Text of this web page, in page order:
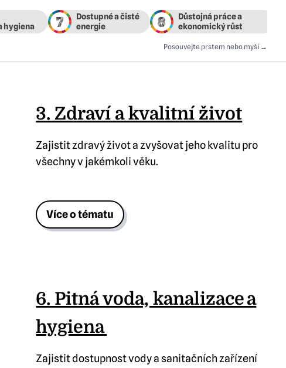
7 8
Posouvejte prstem nebo myší →
3. Zdraví a kvalitní život
Zajistit zdravý život a zvyšovat jeho kvalitu pro
všechny v jakémkoli věku.
Více o tématu
6. Pitná voda, kanalizace a
hygiena
Zajistit dostupnost vody a sanitačních zařízení